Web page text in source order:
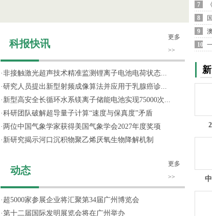
科报快讯
更多
>>
·非接触激光超声技术精准监测锂离子电池电荷状态...
·研究人员提出新型射频成像算法并应用于乳腺癌诊...
· 新型高安全长循环水系镁离子储能电池实现75000次...
·科研团队破解超导量子计算“速度与保真度”矛盾
· 两位中国气象学家获得美国气象学会2027年度奖项
· 新研究揭示河口沉积物聚乙烯厌氧生物降解机制
动态
更多
>>
· 超5000家参展企业将汇聚第34届广州博览会
·第十二届国际发明展览会将在广州举办
7
8
9
10